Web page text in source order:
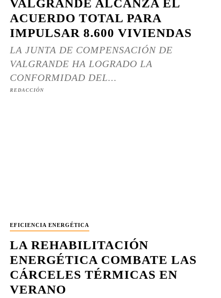
VALGRANDE ALCANZA EL
ACUERDO TOTAL PARA
IMPULSAR 8.600 VIVIENDAS
LA JUNTA DE COMPENSACIÓN DE
VALGRANDE HA LOGRADO LA
CONFORMIDAD DEL...
REDACCIÓN
EFICIENCIA ENERGÉTICA
LA REHABILITACIÓN
ENERGÉTICA COMBATE LAS
CÁRCELES TÉRMICAS EN
VERANO